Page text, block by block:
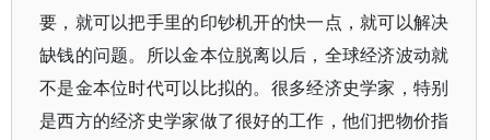
要，就可以把手里的印钞机开的快一点，就可以解决
缺钱的问题。所以金本位脱离以后，全球经济波动就
不是金本位时代可以比拟的。很多经济史学家，特别
是西方的经济史学家做了很好的工作，他们把物价指